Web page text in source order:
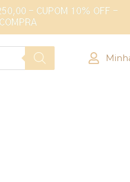
- CUPOM 10% OFF -